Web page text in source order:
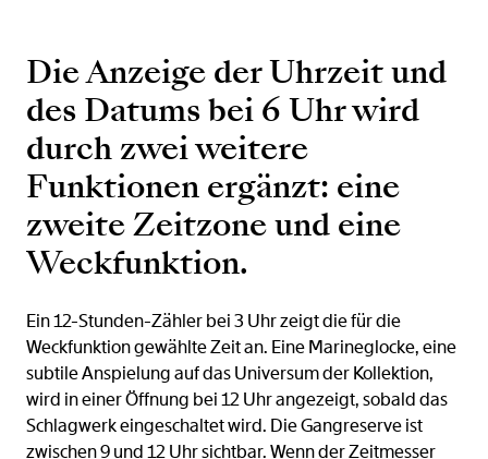
Die Anzeige der Uhrzeit und
des Datums bei 6 Uhr wird
durch zwei weitere
Funktionen ergänzt: eine
zweite Zeitzone und eine
Weckfunktion.
Ein 12-Stunden-Zähler bei 3 Uhr zeigt die für die
Weckfunktion gewählte Zeit an. Eine Marineglocke, eine
subtile Anspielung auf das Universum der Kollektion,
wird in einer Öffnung bei 12 Uhr angezeigt, sobald das
Schlagwerk eingeschaltet wird. Die Gangreserve ist
zwischen 9 und 12 Uhr sichtbar. Wenn der Zeitmesser